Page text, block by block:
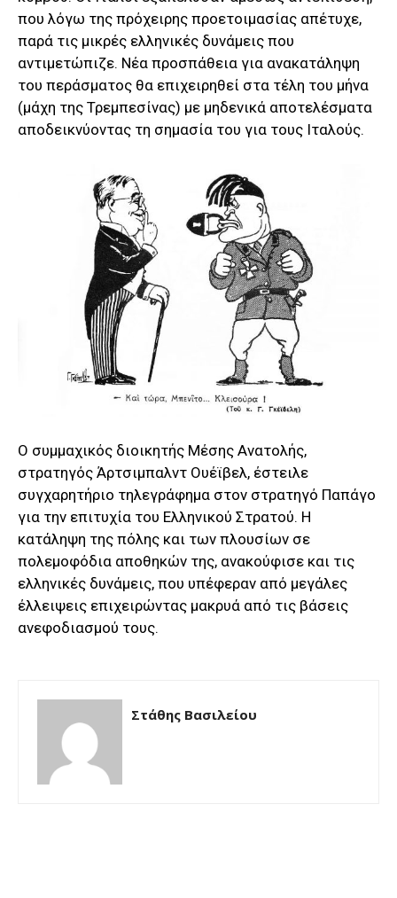
που λόγω της πρόχειρης προετοιμασίας απέτυχε,
παρά τις μικρές ελληνικές δυνάμεις που
αντιμετώπιζε. Νέα προσπάθεια για ανακατάληψη
του περάσματος θα επιχειρηθεί στα τέλη του μήνα
(μάχη της Τρεμπεσίνας) με μηδενικά αποτελέσματα
αποδεικνύοντας τη σημασία του για τους Ιταλούς.
Ο συμμαχικός διοικητής Μέσης Ανατολής,
στρατηγός Άρτσιμπαλντ Ουέϊβελ, έστειλε
συγχαρητήριο τηλεγράφημα στον στρατηγό Παπάγο
για την επιτυχία του Ελληνικού Στρατού. Η
κατάληψη της πόλης και των πλουσίων σε
πολεμοφόδια αποθηκών της, ανακούφισε και τις
ελληνικές δυνάμεις, που υπέφεραν από μεγάλες
έλλειψεις επιχειρώντας μακρυά από τις βάσεις
ανεφοδιασμού τους.
Στάθης Βασιλείου